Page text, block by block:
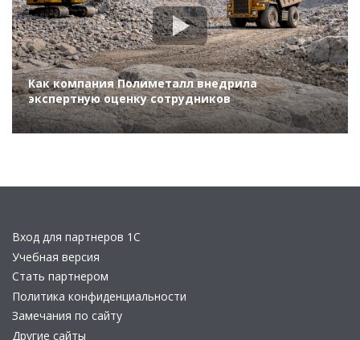
Как компания Полиметалл внедрила
экспертную оценку сотрудников
Вход для партнеров 1С
Учебная версия
Стать партнером
Политика конфиденциальности
Замечания по сайту
Другие сайты